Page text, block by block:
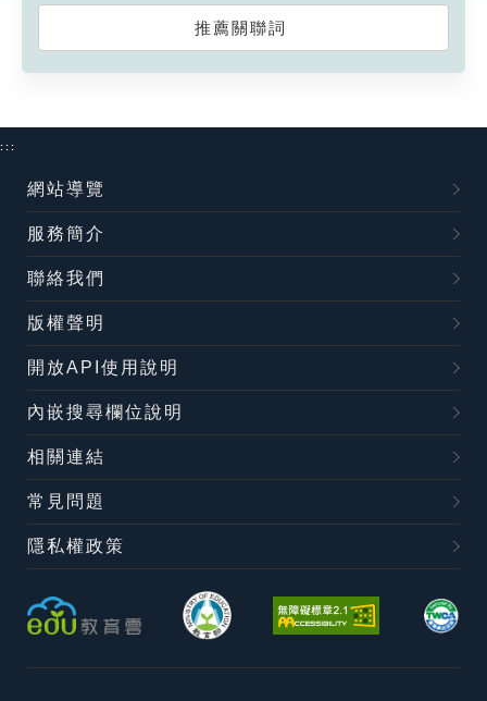
推薦關聯詞
:::
網站導覽
服務簡介
聯絡我們
版權聲明
開放API使用說明
內嵌搜尋欄位說明
相關連結
常見問題
隱私權政策